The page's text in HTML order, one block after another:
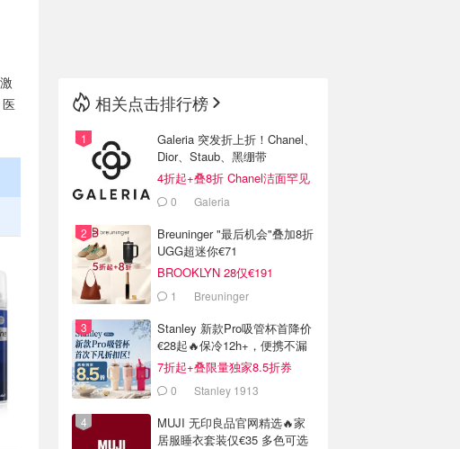
相关点击排行榜
Galeria 突发折上折！Chanel、
Dior、Staub、黑绷带
4折起+叠8折 Chanel洁面罕见
€430 Galeria
Breuninger "最后机会"叠加8折
UGG超迷你€71
BROOKLYN 28仅€191
1 Breuninger
Stanley 新款Pro吸管杯首降价
€28起🔥保冷12h+，便携不漏
水
7折起+叠限量独家8.5折券
0 Stanley 1913
MUJI 无印良品官网精选🔥家
居服睡衣套装仅€35 多色可选